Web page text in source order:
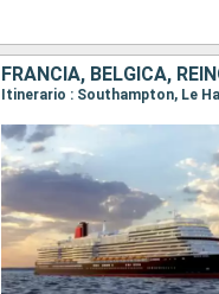
FRANCIA, BÉLGICA,
Itinerario : Southampton, Le